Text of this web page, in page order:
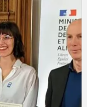
récompensée aux